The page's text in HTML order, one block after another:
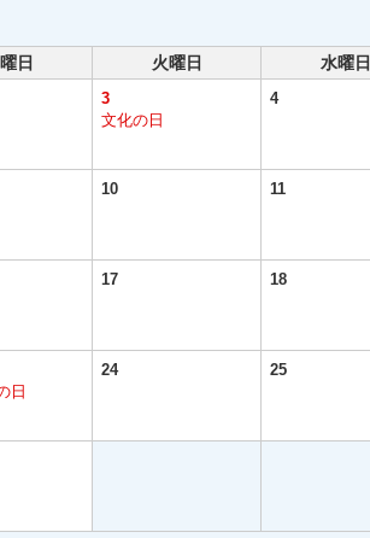
日 火曜日 水曜日
3
文化の日
4
10 11
17 18
日
24 25